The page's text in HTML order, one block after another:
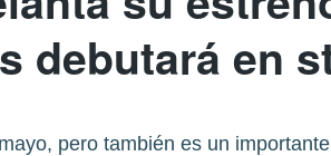
debutará en
pero también es un